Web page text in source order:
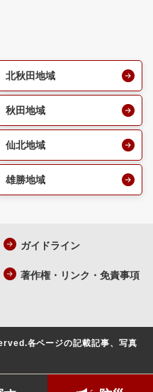
北秋田地域
秋田地域
仙北地域
雄勝地域
ガイドライン
著作権・リンク・免責事項
各ページの記載記事、写真